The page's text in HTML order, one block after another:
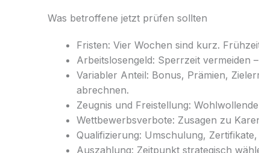
Was betroffene jetzt prüfen sollten
Fristen: Vier Wochen sind kurz.
Arbeitslosengeld: Sperrzeit vermeiden
Variabler Anteil: Bonus, Prämien,
abrechnen.
Zeugnis und Freistellung:
Wettbewerbsverbote: Zusagen zu
Qualifizierung: Umschulung,
Auszahlung: Zeitpunkt strategisch